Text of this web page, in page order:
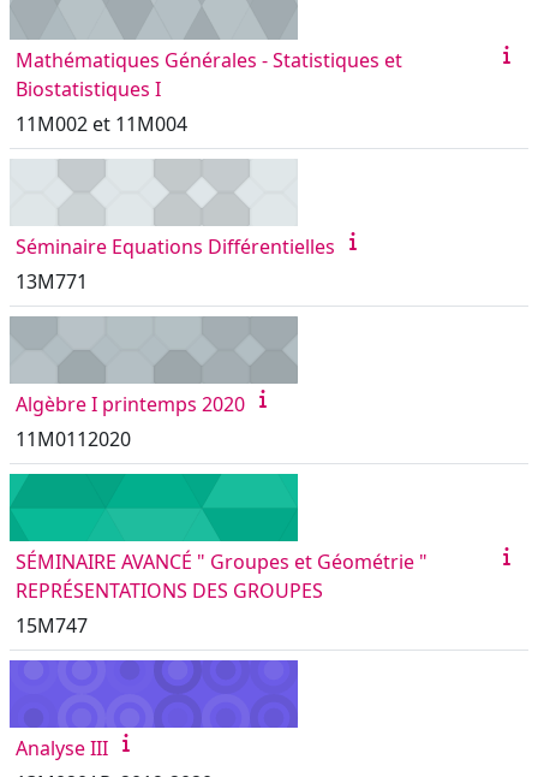
Mathématiques Générales - Statistiques et
Biostatistiques I
11M002 et 11M004
Séminaire Equations Différentielles
13M771
Algèbre I printemps 2020
11M0112020
SÉMINAIRE AVANCÉ " Groupes et Géométrie "
REPRÉSENTATIONS DES GROUPES
15M747
Analyse III